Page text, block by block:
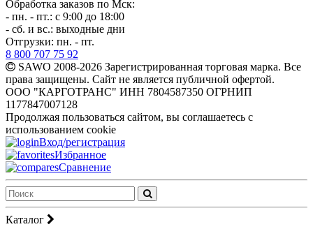
Обработка заказов по Мск:
- пн. - пт.: с 9:00 до 18:00
- сб. и вс.: выходные дни
Отгрузки: пн. - пт.
8 800 707 75 92
SAWO 2008-2026 Зарегистрированная торговая марка. Все
права защищены. Сайт не является публичной офертой.
ООО "КАРГОТРАНС" ИНН 7804587350 ОГРНИП
1177847007128
Продолжая пользоваться сайтом, вы соглашаетесь с
использованием cookie
Вход/регистрация
Избранное
Сравнение
Каталог